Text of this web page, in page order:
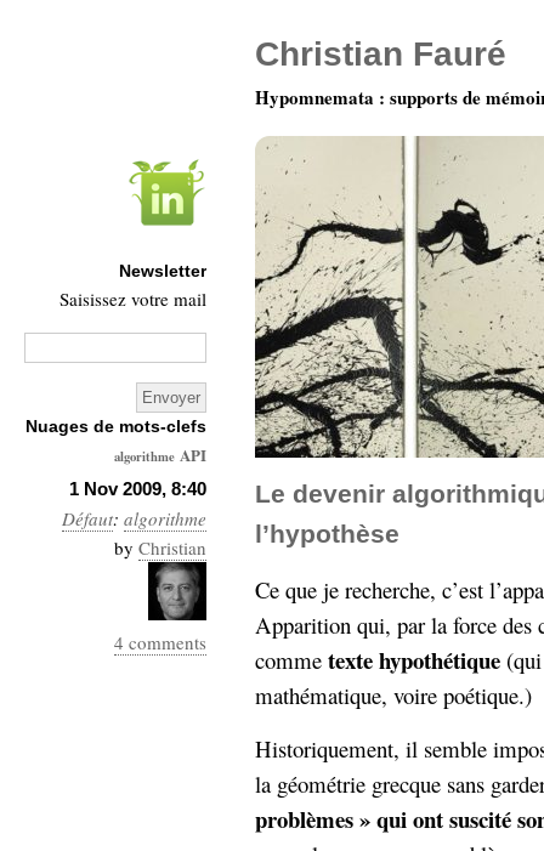
1 Nov 2009, 8:40
Défaut: algorithme
by Christian
4 comments
Le devenir
l’hypothèse
Ce que je recherche, c’est
Apparition qui, par la force des
comme texte hypothétique
mathématique, voire poétique.)
Historiquement, il semble
la géométrie grecque sans
problèmes » qui ont suscité
Christian Fauré
Hypomnemata : supports de
Newsletter
Saisissez votre mail
Nuages de mots-clefs
algorithme API
Architecture
Ars-
Industrialis
business_model
cinéma